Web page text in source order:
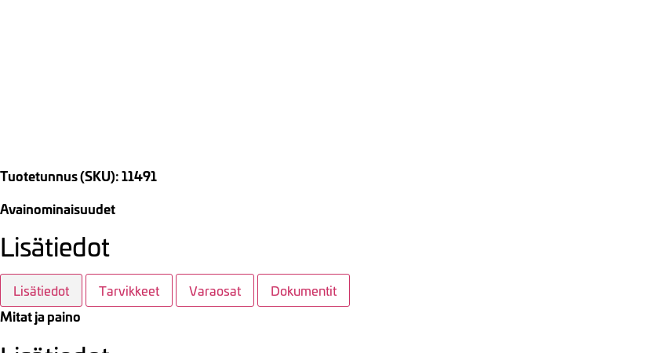
Tuotetunnus (SKU): 11491
Avainominaisuudet
Lisätiedot
Lisätiedot Tarvikkeet Varaosat Dokumentit
Mitat ja paino